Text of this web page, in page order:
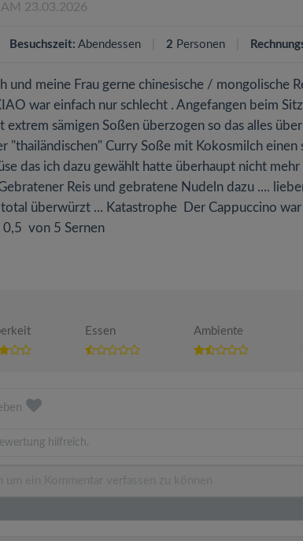
AM 23.03.2026
Besuchszeit: Abendessen 2 Personen
und meine Frau gerne chinesische / mongolische
war einfach nur schlecht . Angefangen beim
extrem sämigen Soßen überzogen so das alles
"thailändischen" Curry Soße mit Kokosmilch einen
das ich dazu gewählt hatte überhaupt nicht
Reis und gebratene Nudeln dazu ....
überwürzt ... Katastrophe Der Cappuccino
0,5 von 5 Sernen
Essen Ambiente
hilfreich.